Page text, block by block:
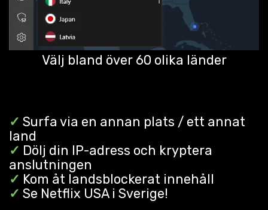
Välj bland över 60 olika länder
✓ Surfa via en annan plats / ett annat
land
✓ Dölj din IP-adress och kryptera
anslutningen
✓ Kom åt landsblockerat innehåll
✓ Se Netflix USA i Sverige!